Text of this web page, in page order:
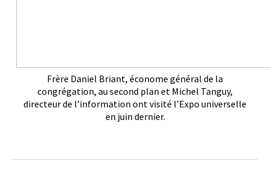
Frère Daniel Briant, économe général de la
congrégation, au second plan et Michel Tanguy,
directeur de l’information ont visité l’Expo universelle
en juin dernier.